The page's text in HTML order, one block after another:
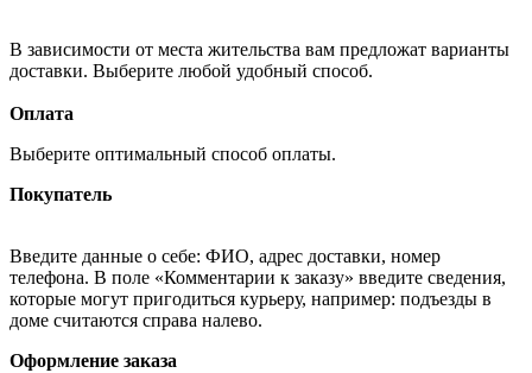
В зависимости от места жительства вам предложат варианты
доставки. Выберите любой удобный способ.
Оплата
Выберите оптимальный способ оплаты.
Покупатель
Введите данные о себе: ФИО, адрес доставки, номер
телефона. В поле «Комментарии к заказу» введите сведения,
которые могут пригодиться курьеру, например: подъезды в
доме считаются справа налево.
Оформление заказа